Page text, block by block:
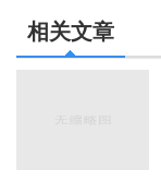
相关文章